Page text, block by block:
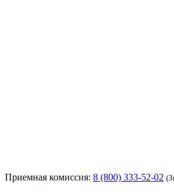
Приемная комиссия: 8 (800) 333-52-02